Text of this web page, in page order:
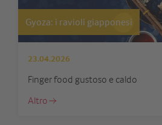
Gyoza: i ravioli giapponesi
23.04.2026
Finger food gustoso e caldo
Altro